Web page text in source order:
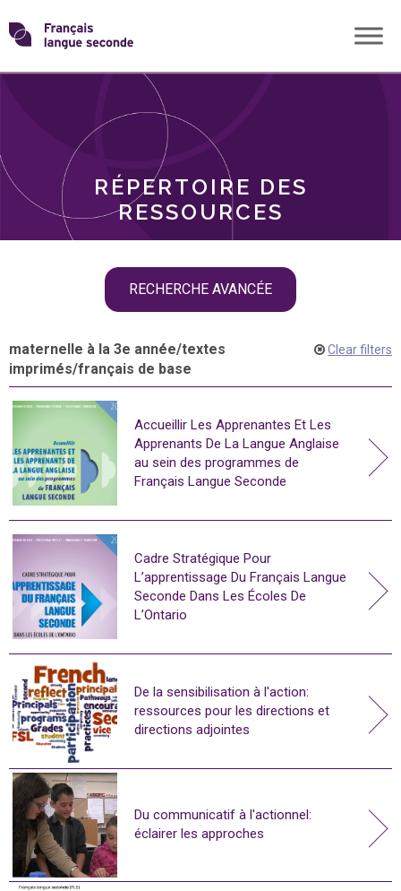
Skip
toTransformons
langue
RÉPERTOIRE DES
RESSOURCES
RECHERCHE AVANCÉE
THÈMES
maternelle à la 3e année/textes
imprimés/français de base
Clear filters
Accueillir Les Apprenantes Et Les
Apprenants De La Langue Anglaise
au sein des programmes de
Français Langue Seconde
Cadre Stratégique Pour
L’apprentissage Du Français Langue
Seconde Dans Les Écoles De
L’Ontario
De la sensibilisation à l'action:
ressources pour les directions et
directions adjointes
Du communicatif à l'actionnel:
éclairer les approches